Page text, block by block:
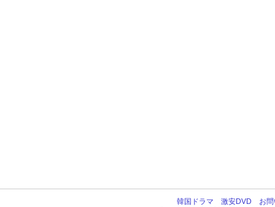
韓国ドラマ 激安DVD
お